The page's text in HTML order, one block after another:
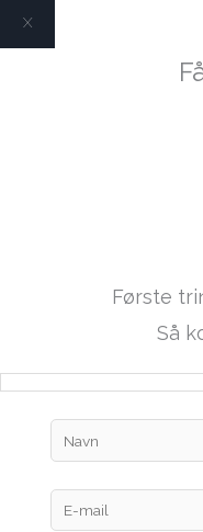
X
Første
Så